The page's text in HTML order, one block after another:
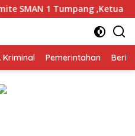
IWOI Buka suara
Kriminal Pemerintahan